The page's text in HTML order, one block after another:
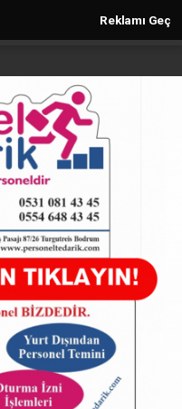
Reklamı Geç
Planlama
kuruldu
24.07.2025 - 10:19
ABONE OL